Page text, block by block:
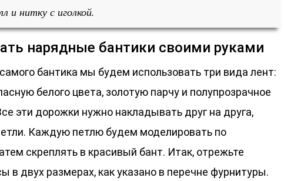
и нитку с иголкой.
нарядные бантики своими руками
бантика мы будем использовать три вида лент:
белого цвета, золотую парчу и полупрозрачное
эти дорожки нужно накладывать друг на друга,
Каждую петлю будем моделировать по
скреплять в красивый бант. Итак, отрежьте
в двух размерах, как указано в перечне фурнитуры.